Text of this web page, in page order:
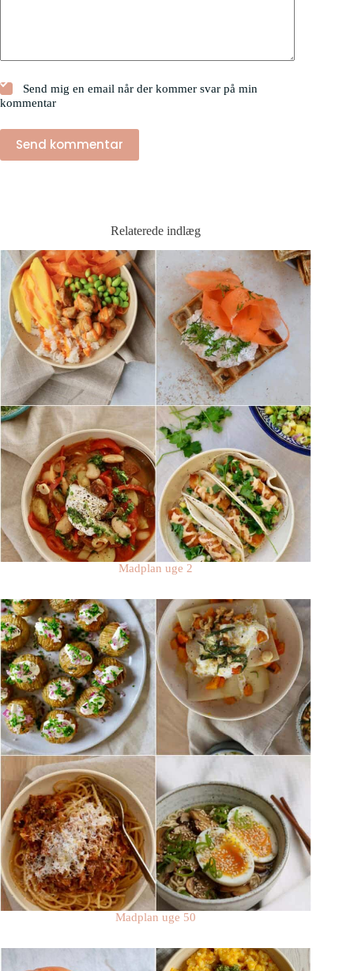
Send mig en email når der kommer svar på min
kommentar
Send kommentar
Relaterede indlæg
Madplan uge 2
Madplan uge 50